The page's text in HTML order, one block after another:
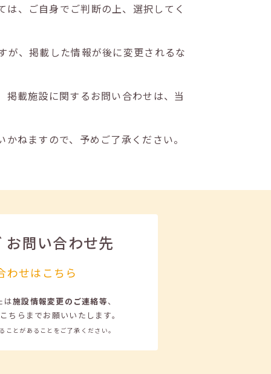
、ご自身でご判断の上、選択してく
が、掲載した情報が後に変更されるな
載施設に関するお問い合わせは、当
ねますので、予めご了承ください。
お問い合わせ先
わせはこちら
は施設情報変更のご連絡等、
ちらまでお願いいたします。
ことがあることをご了承ください。